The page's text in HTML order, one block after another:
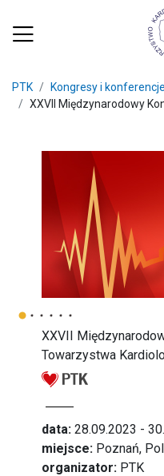
PTK
Kongresy i konferencje
XXVII Międzynarodowy
XXVII
Towarzystwa
data: 28.09.2023 -
miejsce: Poznań,
organizator: PTK